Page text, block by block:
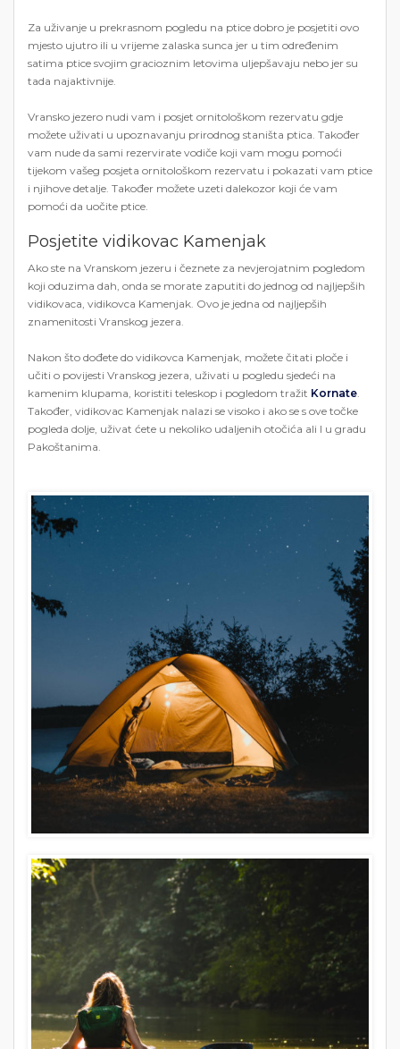
Za uživanje u prekrasnom pogledu na ptice dobro je posjetiti ovo
mjesto ujutro ili u vrijeme zalaska sunca jer u tim određenim
satima ptice svojim gracioznim letovima uljepšavaju nebo jer su
tada najaktivnije.
Vransko jezero nudi vam i posjet ornitološkom rezervatu gdje
možete uživati ​​u upoznavanju prirodnog staništa ptica. Također
vam nude da sami rezervirate vodiče koji vam mogu pomoći
tijekom vašeg posjeta ornitološkom rezervatu i pokazati vam ptice
i njihove detalje. Također možete uzeti dalekozor koji će vam
pomoći da uočite ptice.
Posjetite vidikovac Kamenjak
Ako ste na Vranskom jezeru i čeznete za nevjerojatnim pogledom
koji oduzima dah, onda se morate zaputiti do jednog od najljepših
vidikovaca, vidikovca Kamenjak. Ovo je jedna od najljepših
znamenitosti Vranskog jezera.
Nakon što dođete do vidikovca Kamenjak, možete čitati ploče i
učiti o povijesti Vranskog jezera, uživati u pogledu sjedeći na
kamenim klupama, koristiti teleskop i pogledom tražit Kornate.
Također, vidikovac Kamenjak nalazi se visoko i ako se s ove točke
pogleda dolje, uživat ćete u nekoliko udaljenih otočića ali I u gradu
Pakoštanima.